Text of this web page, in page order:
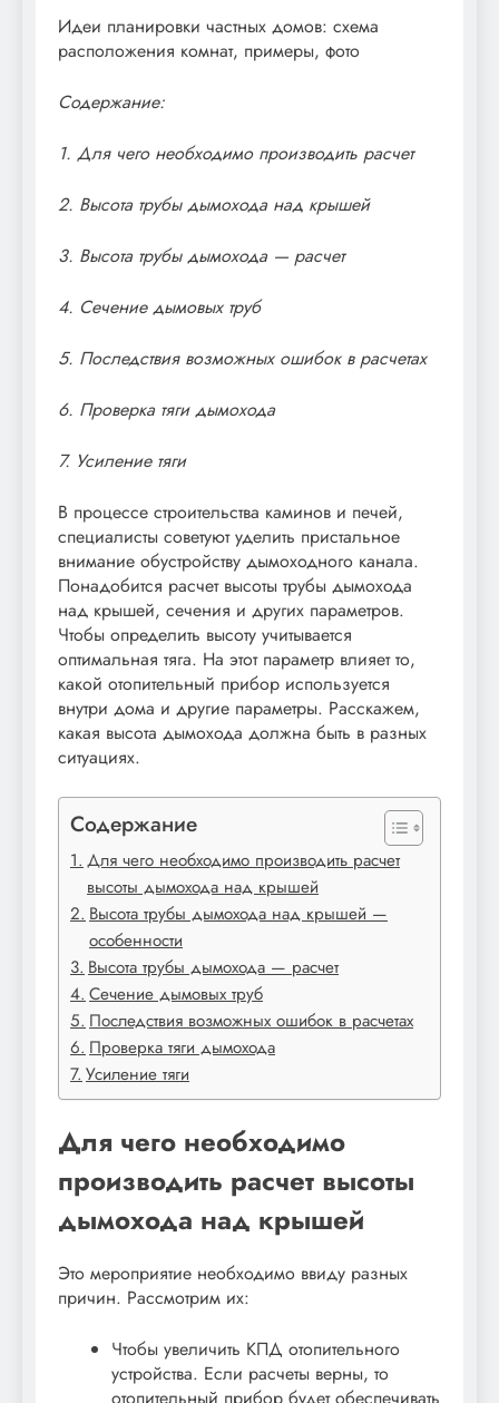
Идеи планировки частных домов: схема
расположения комнат, примеры, фото
Содержание:
1. Для чего необходимо производить расчет
2. Высота трубы дымохода над крышей
3. Высота трубы дымохода — расчет
4. Сечение дымовых труб
5. Последствия возможных ошибок в расчетах
6. Проверка тяги дымохода
7. Усиление тяги
В процессе строительства каминов и печей,
специалисты советуют уделить пристальное
внимание обустройству дымоходного канала.
Понадобится расчет высоты трубы дымохода
над крышей, сечения и других параметров.
Чтобы определить высоту учитывается
оптимальная тяга. На этот параметр влияет то,
какой отопительный прибор используется
внутри дома и другие параметры. Расскажем,
какая высота дымохода должна быть в разных
ситуациях.
Содержание
Для чего необходимо производить расчет
высоты дымохода над крышей
Высота трубы дымохода над крышей —
особенности
Высота трубы дымохода — расчет
Сечение дымовых труб
Последствия возможных ошибок в расчетах
Проверка тяги дымохода
Усиление тяги
Для чего необходимо
производить расчет высоты
дымохода над крышей
Это мероприятие необходимо ввиду разных
причин. Рассмотрим их:
Чтобы увеличить КПД отопительного
устройства. Если расчеты верны, то
отопительный прибор будет обеспечивать